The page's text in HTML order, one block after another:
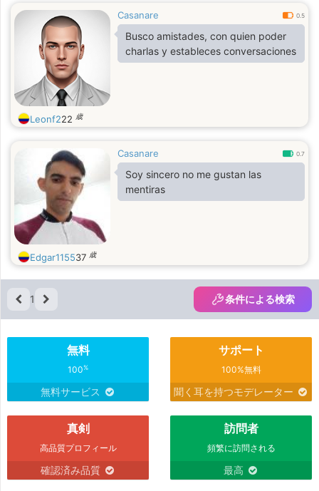
Casanare 0.5
Busco amistades, con quien poder
charlas y estableces conversaciones
Leonf222 歳
Casanare 0.7
Soy sincero no me gustan las
mentiras
Edgar115537 歳
1 条件による検索
無料
100%
無料サービス
サポート
100%無料
聞く耳を持つモデレーター
真剣
高品質プロフィール
確認済み品質
訪問者
頻繁に訪問される
最高